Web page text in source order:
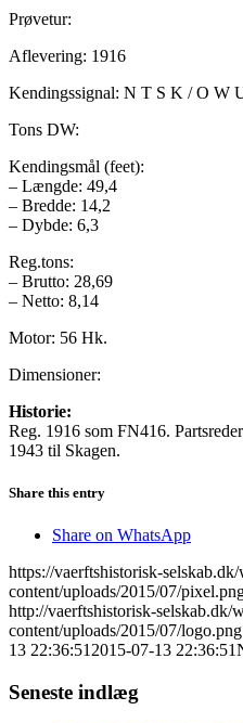
Prøvetur:
Aflevering: 1916
Kendingssignal: N T S K / O W
Tons DW:
Kendingsmål (feet):
– Længde: 49,4
– Bredde: 14,2
– Dybde: 6,3
Reg.tons:
– Brutto: 28,69
– Netto: 8,14
Motor: 56 Hk.
Dimensioner:
Historie:
Reg. 1916 som FN416.
1943 til Skagen.
Share this entry
Share on WhatsApp
https://vaerftshistorisk-
content/uploads/2015/07/
http://vaerftshistorisk-selskab.dk/
content/uploads/2015/07/logo.png
13 22:36:51 2015-07-13 22:36:51
Seneste indlæg